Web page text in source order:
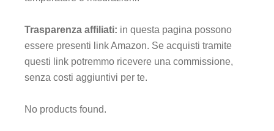
Trasparenza affiliati: in questa pagina possono
essere presenti link Amazon. Se acquisti tramite
questi link potremmo ricevere una commissione,
senza costi aggiuntivi per te.
No products found.